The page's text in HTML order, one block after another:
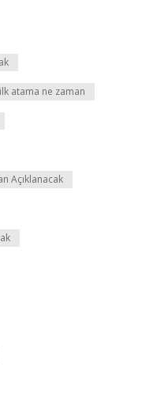
atama ne zaman
Açıklanacak